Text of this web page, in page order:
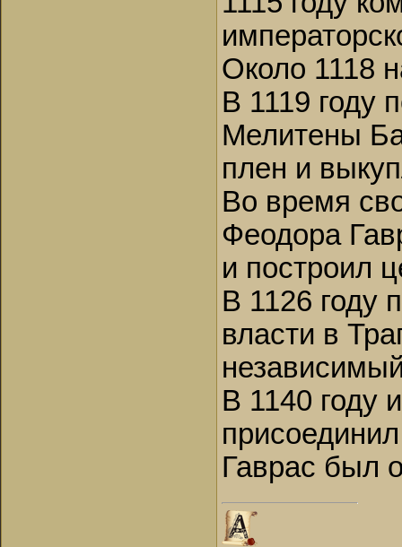
Около 1118
В 1119 году
Мелитены
плен и
Во время
Феодора
и построил
В 1126 году
власти в
В 1140 году
Гаврас был